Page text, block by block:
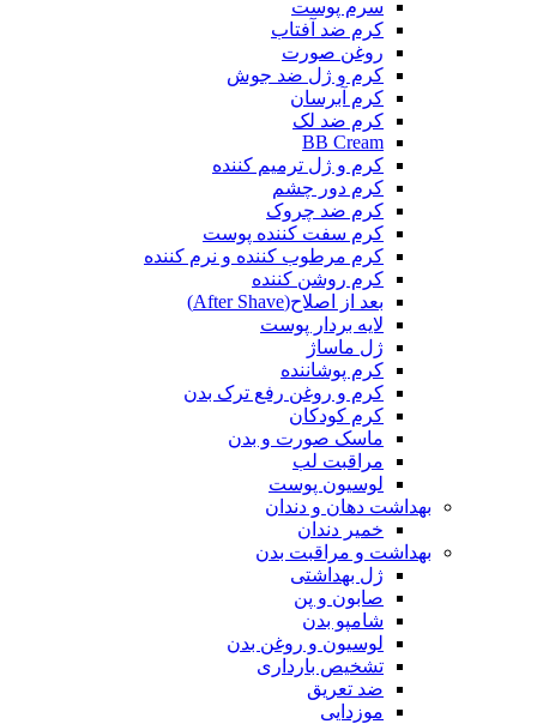
سرم پوست
کرم ضد آفتاب
روغن صورت
کرم و ژل ضد جوش
کرم آبرسان
کرم ضد لک
BB Cream
کرم و ژل ترمیم کننده
کرم دور چشم
کرم ضد چروک
کرم سفت کننده پوست
کرم مرطوب کننده و نرم کننده
کرم روشن کننده
بعد از اصلاح(After Shave)
لایه بردار پوست
ژل ماساژ
کرم پوشاننده
کرم و روغن رفع ترک بدن
کرم کودکان
ماسک صورت و بدن
مراقبت لب
لوسیون پوست
بهداشت دهان و دندان
خمیر دندان
بهداشت و مراقبت بدن
ژل بهداشتی
صابون و پن
شامپو بدن
لوسیون و روغن بدن
تشخیص بارداری
ضد تعریق
موزدایی